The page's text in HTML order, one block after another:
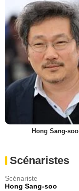
Hong Sang-soo
Scénaristes
Scénariste
Hong Sang-soo